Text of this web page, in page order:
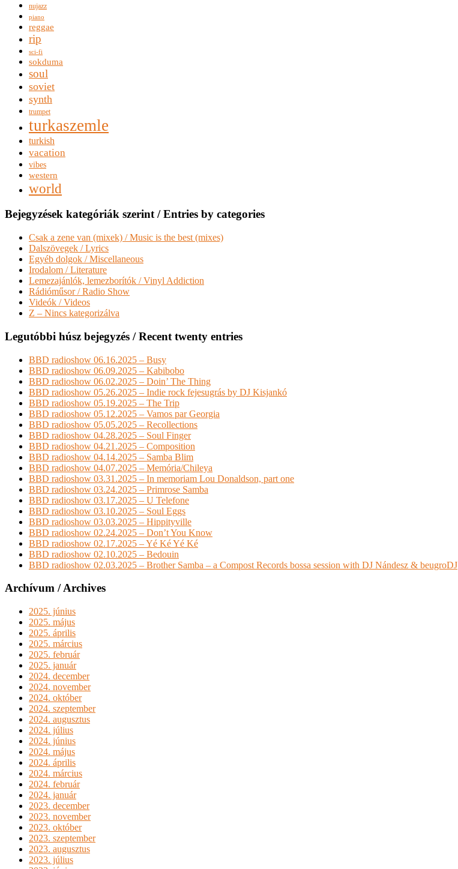
nujazz
piano
reggae
rip
sci-fi
sokduma
soul
soviet
synth
trumpet
turkaszemle
turkish
vacation
vibes
western
world
Bejegyzések kategóriák szerint / Entries by categories
Csak a zene van (mixek) / Music is the best (mixes)
Dalszövegek / Lyrics
Egyéb dolgok / Miscellaneous
Irodalom / Literature
Lemezajánlók, lemezborítók / Vinyl Addiction
Rádióműsor / Radio Show
Videók / Videos
Z – Nincs kategorizálva
Legutóbbi húsz bejegyzés / Recent twenty entries
BBD radioshow 06.16.2025 – Busy
BBD radioshow 06.09.2025 – Kabibobo
BBD radioshow 06.02.2025 – Doin’ The Thing
BBD radioshow 05.26.2025 – Indie rock fejesugrás by DJ Kisjankó
BBD radioshow 05.19.2025 – The Trip
BBD radioshow 05.12.2025 – Vamos par Georgia
BBD radioshow 05.05.2025 – Recollections
BBD radioshow 04.28.2025 – Soul Finger
BBD radioshow 04.21.2025 – Composition
BBD radioshow 04.14.2025 – Samba Blim
BBD radioshow 04.07.2025 – Memória/Chileya
BBD radioshow 03.31.2025 – In memoriam Lou Donaldson, part one
BBD radioshow 03.24.2025 – Primrose Samba
BBD radioshow 03.17.2025 – U Telefone
BBD radioshow 03.10.2025 – Soul Eggs
BBD radioshow 03.03.2025 – Hippityville
BBD radioshow 02.24.2025 – Don’t You Know
BBD radioshow 02.17.2025 – Yé Ké Yé Ké
BBD radioshow 02.10.2025 – Bedouin
BBD radioshow 02.03.2025 – Brother Samba – a Compost Records bossa session with DJ Nándesz & beugroDJ
Archívum / Archives
2025. június
2025. május
2025. április
2025. március
2025. február
2025. január
2024. december
2024. november
2024. október
2024. szeptember
2024. augusztus
2024. július
2024. június
2024. május
2024. április
2024. március
2024. február
2024. január
2023. december
2023. november
2023. október
2023. szeptember
2023. augusztus
2023. július